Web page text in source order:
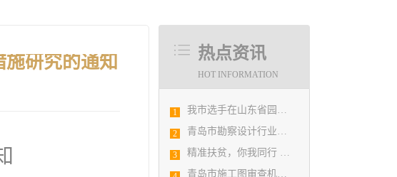
热点资讯
HOT INFORMATION
1 我市选手在山东省园林景观设计创意职业技能竞赛中勇夺佳绩
2 青岛市勘察设计行业民事纠纷调解协调中心正式揭牌成立
3 精准扶贫，你我同行 ——协会荣获全市2018年度脱贫攻坚和扶贫协作先进集体
青岛市施工图审查机构第八次联席会议成功举办
研究的通知